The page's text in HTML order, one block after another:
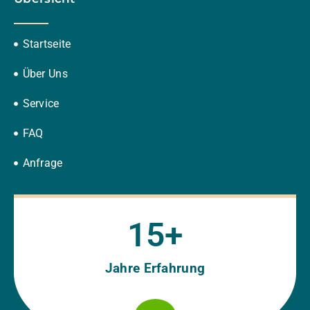
Startseite
Über Uns
Service
FAQ
Anfrage
Jahre Erfahrung
15+